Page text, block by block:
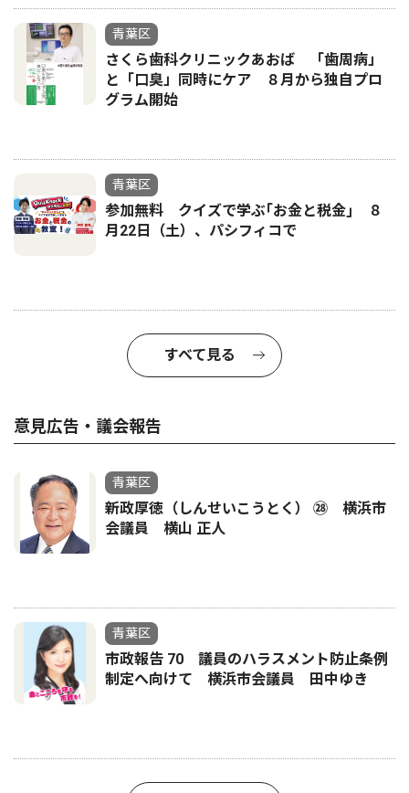
青葉区
さくら歯科クリニックあおば 「歯周病」
と「口臭」同時にケア ８月から独自プロ
グラム開始
青葉区
参加無料 クイズで学ぶ｢お金と税金｣ ８
月22日（土）、パシフィコで
すべて見る
意見広告・議会報告
青葉区
新政厚徳（しんせいこうとく） ㉘ 横浜市
会議員 横山 正人
青葉区
市政報告 70 議員のハラスメント防止条例
制定へ向けて 横浜市会議員 田中ゆき